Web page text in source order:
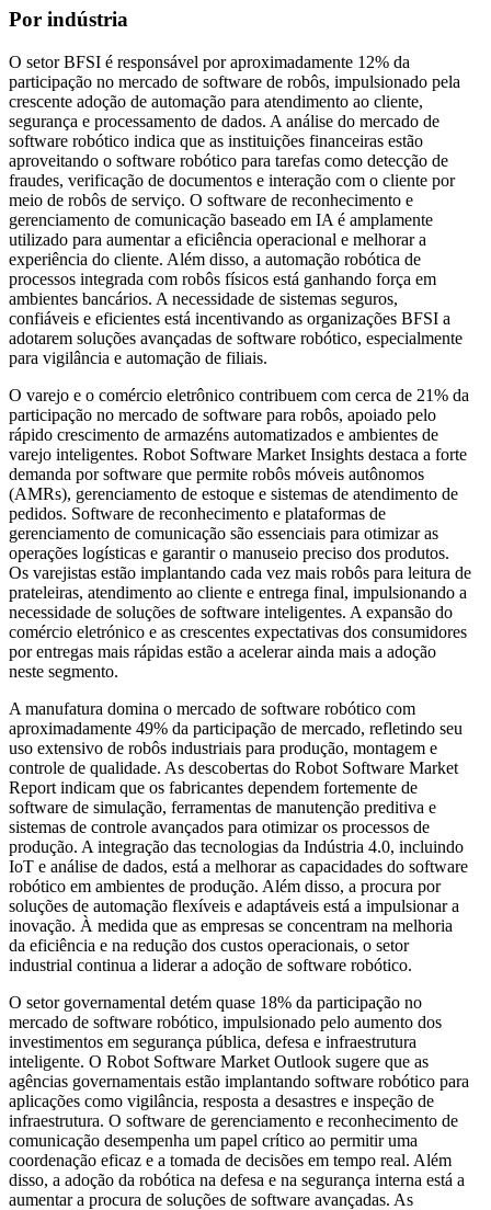
Por indústria
O setor BFSI é responsável por aproximadamente 12% da
participação no mercado de software de robôs, impulsionado pela
crescente adoção de automação para atendimento ao cliente,
segurança e processamento de dados. A análise do mercado de
software robótico indica que as instituições financeiras estão
aproveitando o software robótico para tarefas como detecção de
fraudes, verificação de documentos e interação com o cliente por
meio de robôs de serviço. O software de reconhecimento e
gerenciamento de comunicação baseado em IA é amplamente
utilizado para aumentar a eficiência operacional e melhorar a
experiência do cliente. Além disso, a automação robótica de
processos integrada com robôs físicos está ganhando força em
ambientes bancários. A necessidade de sistemas seguros,
confiáveis ​​e eficientes está incentivando as organizações BFSI a
adotarem soluções avançadas de software robótico, especialmente
para vigilância e automação de filiais.
O varejo e o comércio eletrônico contribuem com cerca de 21% da
participação no mercado de software para robôs, apoiado pelo
rápido crescimento de armazéns automatizados e ambientes de
varejo inteligentes. Robot Software Market Insights destaca a forte
demanda por software que permite robôs móveis autônomos
(AMRs), gerenciamento de estoque e sistemas de atendimento de
pedidos. Software de reconhecimento e plataformas de
gerenciamento de comunicação são essenciais para otimizar as
operações logísticas e garantir o manuseio preciso dos produtos.
Os varejistas estão implantando cada vez mais robôs para leitura de
prateleiras, atendimento ao cliente e entrega final, impulsionando a
necessidade de soluções de software inteligentes. A expansão do
comércio eletrónico e as crescentes expectativas dos consumidores
por entregas mais rápidas estão a acelerar ainda mais a adoção
neste segmento.
A manufatura domina o mercado de software robótico com
aproximadamente 49% da participação de mercado, refletindo seu
uso extensivo de robôs industriais para produção, montagem e
controle de qualidade. As descobertas do Robot Software Market
Report indicam que os fabricantes dependem fortemente de
software de simulação, ferramentas de manutenção preditiva e
sistemas de controle avançados para otimizar os processos de
produção. A integração das tecnologias da Indústria 4.0, incluindo
IoT e análise de dados, está a melhorar as capacidades do software
robótico em ambientes de produção. Além disso, a procura por
soluções de automação flexíveis e adaptáveis ​​está a impulsionar a
inovação. À medida que as empresas se concentram na melhoria
da eficiência e na redução dos custos operacionais, o setor
industrial continua a liderar a adoção de software robótico.
O setor governamental detém quase 18% da participação no
mercado de software robótico, impulsionado pelo aumento dos
investimentos em segurança pública, defesa e infraestrutura
inteligente. O Robot Software Market Outlook sugere que as
agências governamentais estão implantando software robótico para
aplicações como vigilância, resposta a desastres e inspeção de
infraestrutura. O software de gerenciamento e reconhecimento de
comunicação desempenha um papel crítico ao permitir uma
coordenação eficaz e a tomada de decisões em tempo real. Além
disso, a adoção da robótica na defesa e na segurança interna está a
aumentar a procura de soluções de software avançadas. As